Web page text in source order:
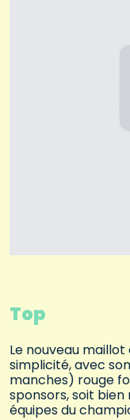
Top
Le nouveau
simplicité, avec
manches) rouge
sponsors, soit
équipes du